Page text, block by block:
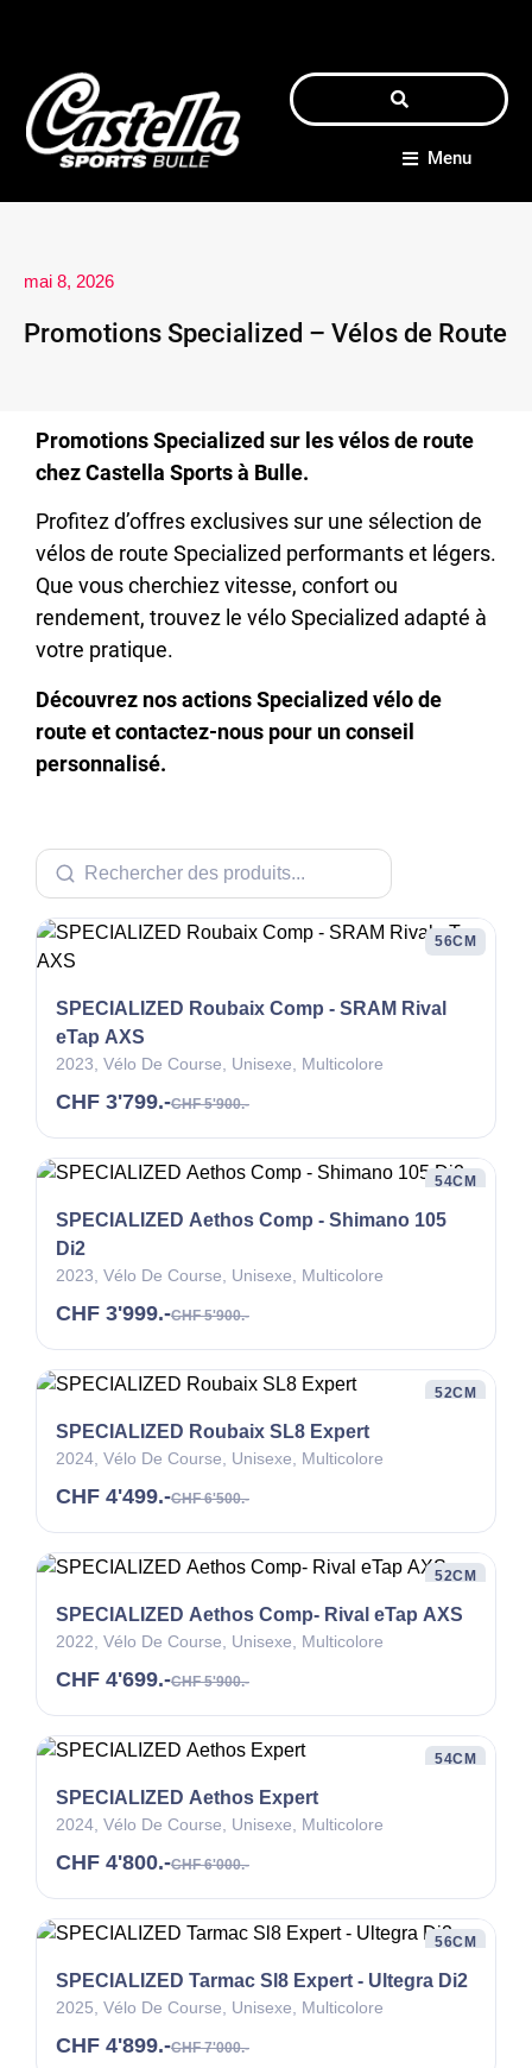
Menu
mai 8, 2026
Promotions Specialized – Vélos de Route
Promotions Specialized sur les vélos de route
chez Castella Sports à Bulle.
Profitez d’offres exclusives sur une sélection de
vélos de route Specialized performants et légers.
Que vous cherchiez vitesse, confort ou
rendement, trouvez le vélo Specialized adapté à
votre pratique.
Découvrez nos actions Specialized vélo de
route et contactez-nous pour un conseil
personnalisé.